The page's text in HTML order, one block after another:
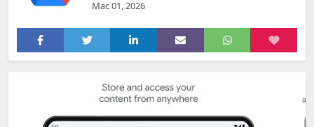
Mac 01, 2026